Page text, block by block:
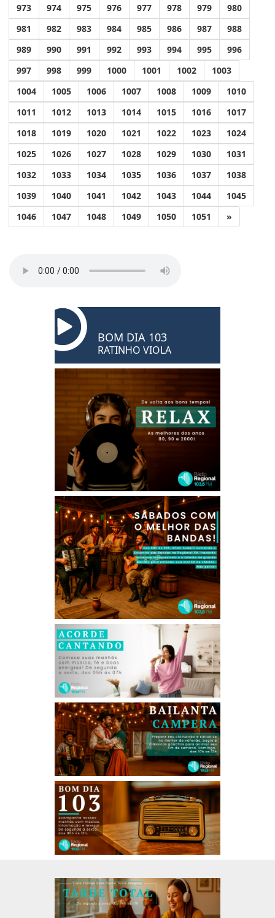
973
974 975 976 977 978 979
980
981
982 983 984 985 986 987
988
989
990 991 992 993 994 995
996
997
998 999 1000 1001 1002
1003
1004
1005 1006 1007 1008 1009
1010
1011
1012 1013 1014 1015 1016
1017
1018
1019 1020 1021 1022 1023
1024
1025
1026 1027 1028 1029 1030
1031
1032
1033 1034 1035 1036 1037
1038
1039
1040 1041 1042 1043 1044
1045
1046
1047 1048 1049 1050 1051 »
BOM DIA 103
RATINHO VIOLA